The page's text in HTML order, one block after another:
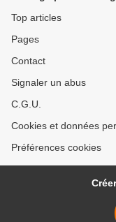
Top articles
Pages
Contact
Signaler un abus
C.G.U.
Cookies et données
Préférences cookies